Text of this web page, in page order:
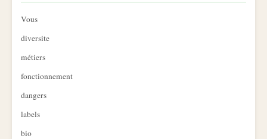
Vous
diversite
métiers
fonctionnement
dangers
labels
bio